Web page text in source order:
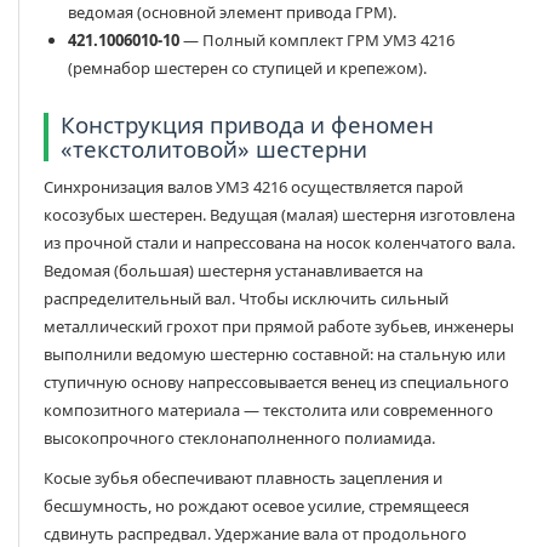
ведомая (основной элемент привода ГРМ).
421.1006010-10— Полный комплект ГРМ УМЗ 4216
(ремнабор шестерен со ступицей и крепежом).
Конструкция привода и феномен
«текстолитовой» шестерни
Синхронизация валов УМЗ 4216 осуществляется парой
косозубых шестерен. Ведущая (малая) шестерня изготовлена
из прочной стали и напрессована на носок коленчатого вала.
Ведомая (большая) шестерня устанавливается на
распределительный вал. Чтобы исключить сильный
металлический грохот при прямой работе зубьев, инженеры
выполнили ведомую шестерню составной: на стальную или
ступичную основу напрессовывается венец из специального
композитного материала — текстолита или современного
высокопрочного стеклонаполненного полиамида.
Косые зубья обеспечивают плавность зацепления и
бесшумность, но рождают осевое усилие, стремящееся
сдвинуть распредвал. Удержание вала от продольного